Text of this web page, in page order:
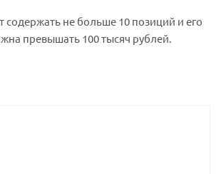
содержать не больше 10 позиций и его
превышать 100 тысяч рублей.